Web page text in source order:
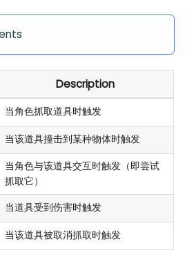
Description
当角色抓取道具时触发
当该道具撞击到某种物体时触发
当角色与该道具交互时触发（即尝试
抓取它）
当道具受到伤害时触发
当该道具被取消抓取时触发